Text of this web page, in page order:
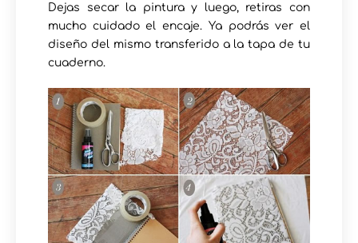
Dejas secar la pintura y luego, retiras con
mucho cuidado el encaje. Ya podrás ver el
diseño del mismo transferido a la tapa de tu
cuaderno.